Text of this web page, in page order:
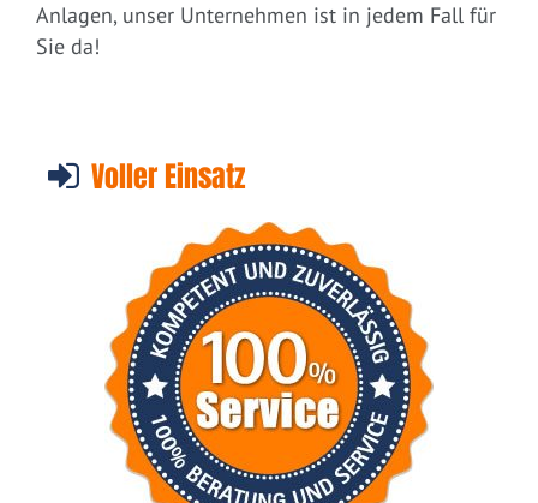
Anlagen, unser Unternehmen ist in jedem Fall für
Sie da!
Voller Einsatz